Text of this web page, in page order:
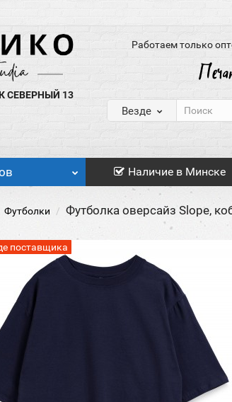
СЕВЕРНЫЙ 13
Работаем только
Везде
Наличие в Минске
Футболки Футболка оверсайз Slope,
поставщика